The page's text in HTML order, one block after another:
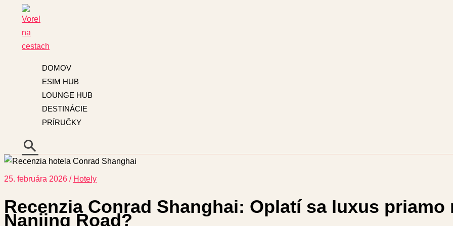
Preskočiť
obsah
DOMOV
ESIM HUB
LOUNGE HUB
DESTINÁCIE
PRÍRUČKY
Hľadať
25. februára 2026 / Hotely
Recenzia Conrad Shanghai: Oplatí sa luxus priamo
Nanjing Road?
Napíšte
sem...
Name*